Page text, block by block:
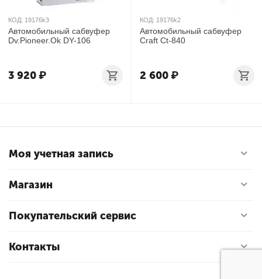
КОД: 19176k3
Автомобильный сабвуфер
Dv.Pioneer.Ok DY-106
3 920₽
КОД: 19176k2
Автомобильный сабвуфер
Craft Ct-840
2 600₽
Моя учетная запись
Магазин
Покупательский сервис
Контакты